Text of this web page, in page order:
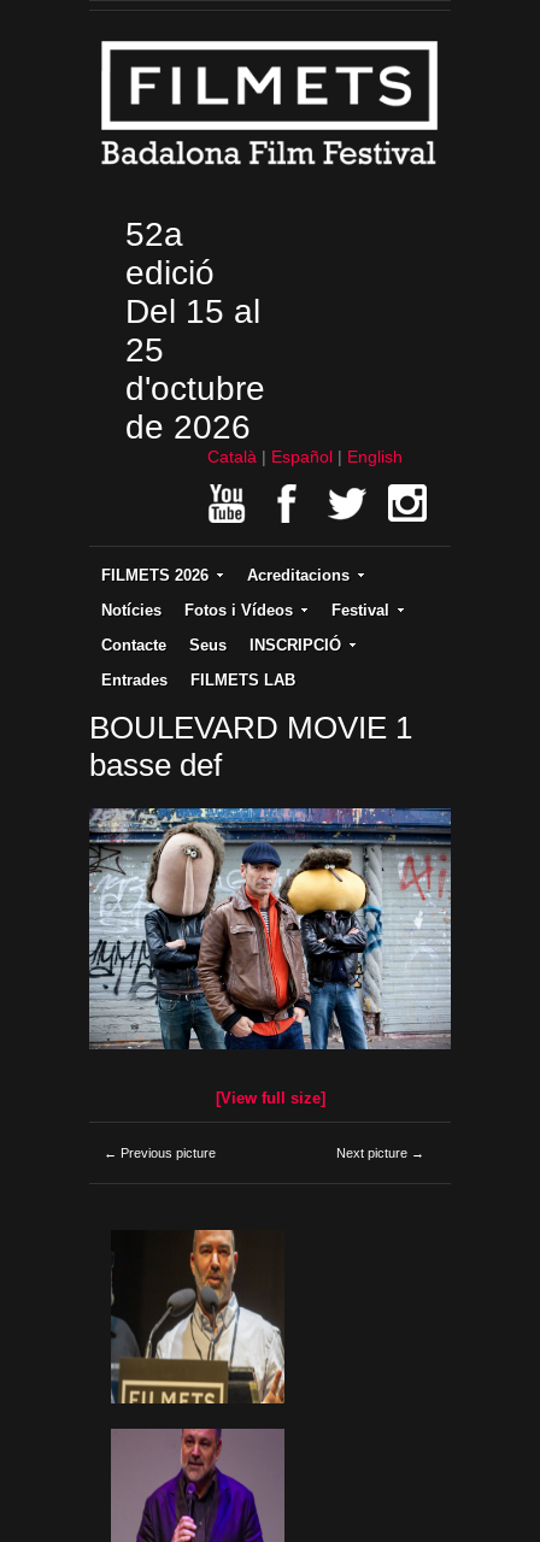
52a
edició
Del 15 al
25
d'octubre
de 2026
Català Español English
FILMETS 2026
Acreditacions
Notícies
Fotos i Vídeos
Festival
Contacte
Seus
INSCRIPCIÓ
Entrades
FILMETS LAB
BOULEVARD MOVIE 1
basse def
[View full size]
← Previous picture Next picture →